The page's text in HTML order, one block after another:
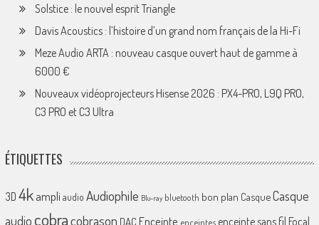
Solstice : le nouvel esprit Triangle
Davis Acoustics : l’histoire d’un grand nom français de la Hi-Fi
Meze Audio ARTA : nouveau casque ouvert haut de gamme à
6000 €
Nouveaux vidéoprojecteurs Hisense 2026 : PX4-PRO, L9Q PRO,
C3 PRO et C3 Ultra
ÉTIQUETTES
3D 4k ampliaudio Audiophile Blu-ray bluetooth bon plan CasqueCasque
audio cobracobrason DAC Enceinte enceintes enceinte sans fil Focal